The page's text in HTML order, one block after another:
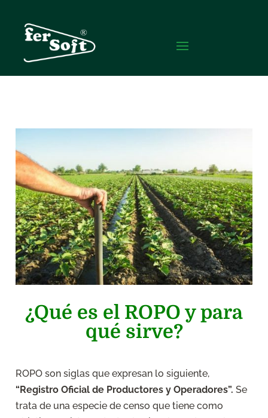
¿Qué es el ROPO y para
qué sirve?
ROPO son siglas que expresan lo siguiente,
“Registro Oficial de Productores y Operadores”.Se
trata de una especie de censo que tiene como